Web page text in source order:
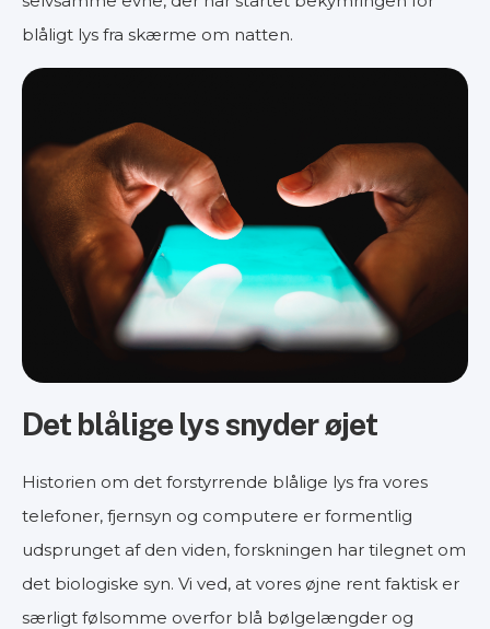
blåligt lys fra skærme om natten.
Det blålige lys snyder øjet
Historien om det forstyrrende blålige lys fra vores
telefoner, fjernsyn og computere er formentlig
udsprunget af den viden, forskningen har tilegnet om
det biologiske syn. Vi ved, at vores øjne rent faktisk er
særligt følsomme overfor blå bølgelængder og